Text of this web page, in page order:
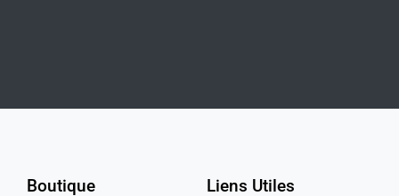
Boutique Liens Utiles